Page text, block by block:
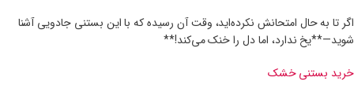
اگر تا به حال امتحانش نکرده‌اید، وقت آن رسیده که با این بستنی جادویی آشنا
شوید—**یخ ندارد، اما دل را خنک می‌کند!**
خرید بستنی خشک